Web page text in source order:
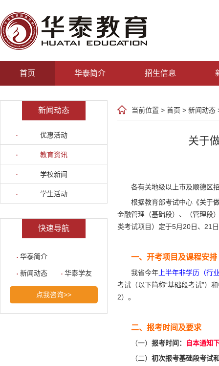
首页 华泰简介 招生信息
新闻动态
优惠活动
教育资讯
学校新闻
学生活动
快速导航
华泰简介
新闻动态 华泰学友
点我咨询>>
当前位置 > 首页 > 新闻动态
关于
各有关地级以上市及顺德区
根据教育部考试中心《关于
金融管理（基础段）、（管理段
类考试项目）定于5月20日、21
一、开考项目及课程安排
我省今年 上半年非学历（行
考试（以下简称“基础段考试”）
2）。
二、报考时间及要求
（一）报考时间：
自本通知
（二）初次报考基础段考试